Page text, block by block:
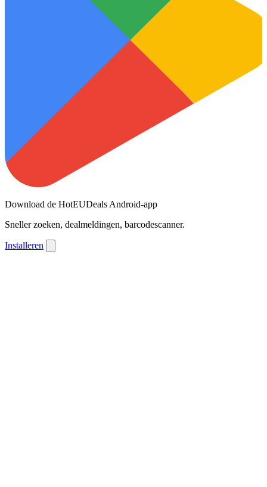
Download de HotEUDeals Android-app
Sneller zoeken, dealmeldingen, barcodescanner.
Installeren